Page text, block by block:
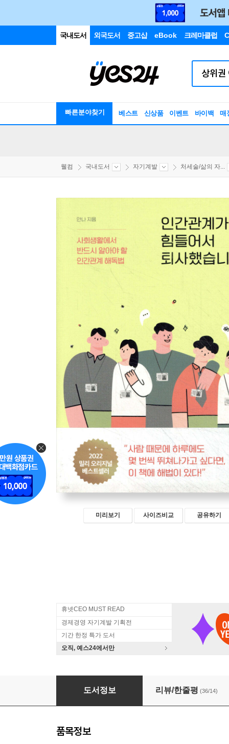
국내도서 외국도서 중고샵 eBook 크레마클럽
빠른분야찾기 베스트 신상품 이벤트 바이백 매
웰컴 국내도서 자기계발 처세술/삶의 자...
미리보기 사이즈비교 공유하기
휴넷CEO MUST READ
경제경영 자기계발 기획전
기간 한정 특가 도서
오직, 예스24에서만
인간관계가 힘들어서 퇴사했습니다
도서정보 리뷰/한줄평 (36/14)
품목정보